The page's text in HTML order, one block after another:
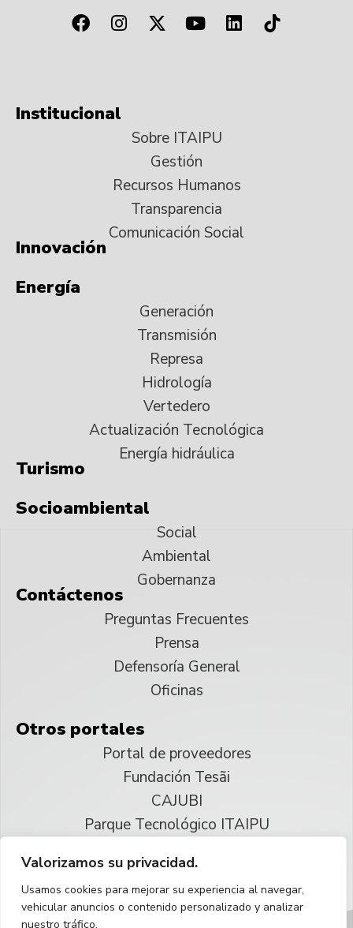
Valorizamos su privacidad.
Usamos cookies para mejorar su experiencia al navegar,
vehicular anuncios o contenido personalizado y analizar
nuestro tráfico.
Institucional
Sobre ITAIPU
Gestión
Recursos Humanos
Transparencia
Comunicación Social
Innovación
Energía
Generación
Transmisión
Represa
Hidrología
Vertedero
Actualización Tecnológica
Energía hidráulica
Turismo
Socioambiental
Social
Ambiental
Gobernanza
Contáctenos
Preguntas Frecuentes
Prensa
Defensoría General
Oficinas
Otros portales
Portal de proveedores
Fundación Tesãi
CAJUBI
Parque Tecnológico ITAIPU
Reservados todos los derechos